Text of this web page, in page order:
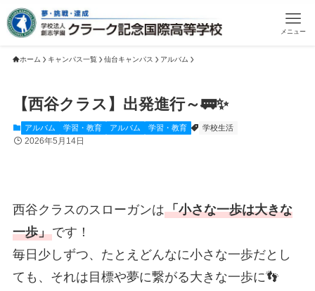
メニュー
ホーム キャンパス一覧 仙台キャンパス アルバム
【西谷クラス】出発進行～🚃✨
アルバム 学習・教育 アルバム 学習・教育 学校生活
2026年5月14日
西谷クラスのスローガンは「小さな一歩は大きな
一歩」です！
毎日少しずつ、たとえどんなに小さな一歩だとし
ても、それは目標や夢に繋がる大きな一歩に👣